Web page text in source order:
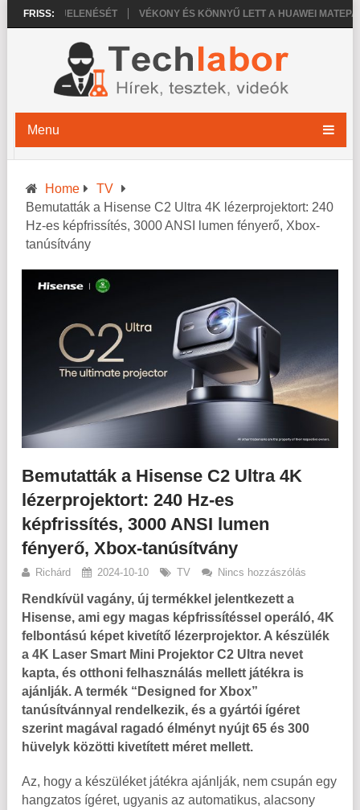
FRISS:
MEGJELENÉSÉT VÉKONY ÉS KÖNNYŰ LETT A HUAWEI MATEPAD
Menu
Home
TV
Bemutatták a Hisense C2 Ultra 4K lézerprojektort: 240
Hz-es képfrissítés, 3000 ANSI lumen fényerő, Xbox-
tanúsítvány
Bemutatták a Hisense C2 Ultra 4K
lézerprojektort: 240 Hz-es
képfrissítés, 3000 ANSI lumen
fényerő, Xbox-tanúsítvány
Richárd 2024-10-10 TV Nincs hozzászólás
Rendkívül vagány, új termékkel jelentkezett a
Hisense, ami egy magas képfrissítéssel operáló, 4K
felbontású képet kivetítő lézerprojektor. A készülék
a 4K Laser Smart Mini Projektor C2 Ultra nevet
kapta, és otthoni felhasználás mellett játékra is
ajánlják. A termék “Designed for Xbox”
tanúsítvánnyal rendelkezik, és a gyártói ígéret
szerint magával ragadó élményt nyújt 65 és 300
hüvelyk közötti kivetített méret mellett.
Az, hogy a készüléket játékra ajánlják, nem csupán egy
hangzatos ígéret, ugyanis az automatikus, alacsony